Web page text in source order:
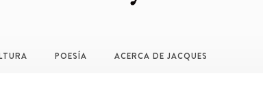
POESÍA ACERCA DE JACQUES